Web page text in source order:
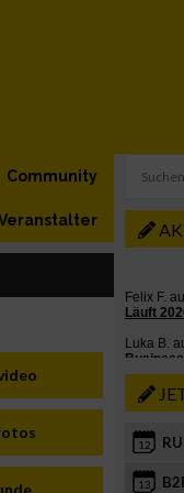
Community
12
13